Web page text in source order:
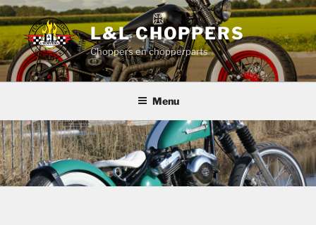
Ga
naar
de
inhoud
L&L CHOPPERS
Choppers en chopperparts
Menu